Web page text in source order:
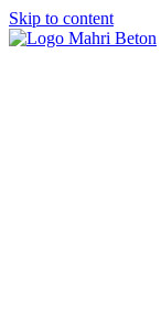
Skip to content